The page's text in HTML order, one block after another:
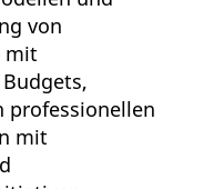
von
mit
professionellen
mit